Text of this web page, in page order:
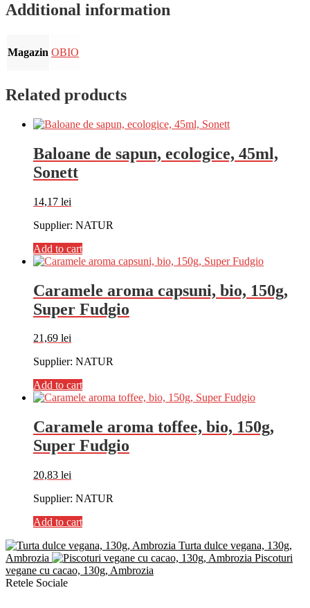
Additional information
Magazin OBIO
Related products
Baloane de sapun, ecologice, 45ml,
Sonett
14,17 lei
Supplier: NATUR
Add to cart
Caramele aroma capsuni, bio, 150g,
Super Fudgio
21,69 lei
Supplier: NATUR
Add to cart
Caramele aroma toffee, bio, 150g,
Super Fudgio
20,83 lei
Supplier: NATUR
Add to cart
Turta dulce vegana, 130g,
Ambrozia
Piscoturi
vegane cu cacao, 130g, Ambrozia
Retele Sociale